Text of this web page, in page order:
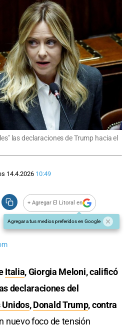
las declaraciones de Trump hacia el
14.4.2026 10:49
+ Agregar El Litoral en
Agregar a tus medios preferidos en Google
Italia, Giorgia Meloni, calificó
declaraciones del
Unidos,Donald Trump, contra
nuevo foco de tensión